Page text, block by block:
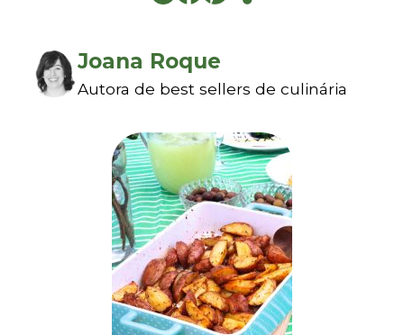
Joana Roque
Autora de best sellers de culinária